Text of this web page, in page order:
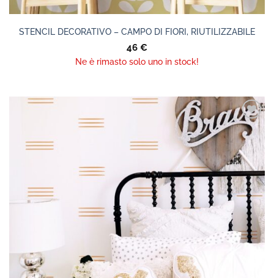
STENCIL DECORATIVO – CAMPO DI FIORI, RIUTILIZZABILE
46 €
Ne è rimasto solo uno in stock!